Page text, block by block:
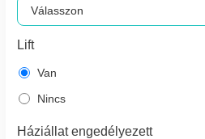
Lift
Van
Nincs
Háziállat engedélyezett